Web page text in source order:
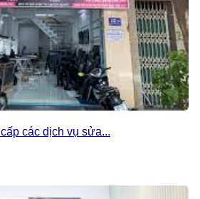
các dịch vụ sửa...